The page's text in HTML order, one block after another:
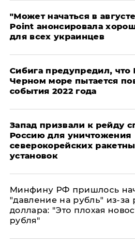
"Может начаться в
Point анонсировала
для всех украинцев
Сибига предупредил, что
Черном море пытается
события 2022 года
Запад призвали к рейду
Россию для уничтожения
северокорейских
установок
Минфину РФ пришлось
"давление на рубль" из-за
доллара: "Это плохая
рубля"